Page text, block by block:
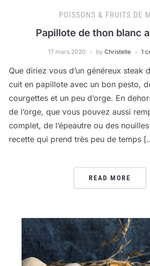
POISSONS & FRUITS DE
Papillote de thon blanc
17 mars 2020 by Christelle 1
Que diriez vous d’un généreux steak
cuit en papillote avec un bon pesto,
courgettes et un peu d’orge. En
de l’orge, que vous pouvez aussi
complet, de l’épeautre ou des
recette qui prend très peu de temps
READ MORE